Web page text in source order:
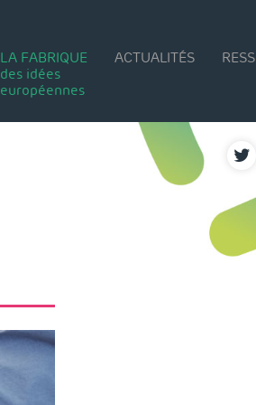
LA FABRIQUE
des idées
européennes
ACTUALITÉS